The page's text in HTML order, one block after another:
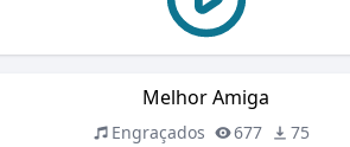
Melhor Amiga
Engraçados 677 75